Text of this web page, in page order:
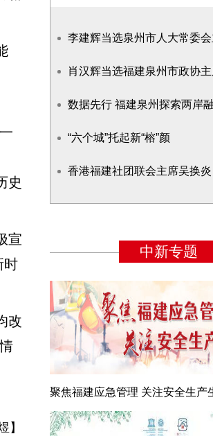
史
宣
时
改
】
李建辉当选泉州市人大常委会主任 蔡战胜
肖汉辉当选福建泉州市政协
数据先行 福建泉州探索两岸
“六个城”托起新“榕”颜
香港福建社团联会主席吴换炎：闽港联手加快
聚焦福建应急管理 关注安全生产